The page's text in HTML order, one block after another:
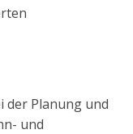
der Planung und
und